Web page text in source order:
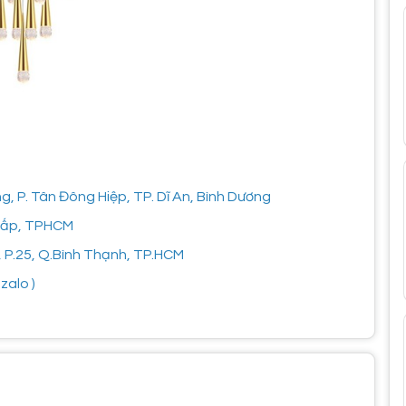
P. Tân Đông Hiệp, TP. Dĩ An, Bình Dương
TPHCM
Q.Bình Thạnh, TP.HCM
)